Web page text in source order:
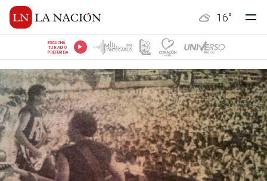
16°
ESCUCHÁ
TU RADIO
PREFERIDA